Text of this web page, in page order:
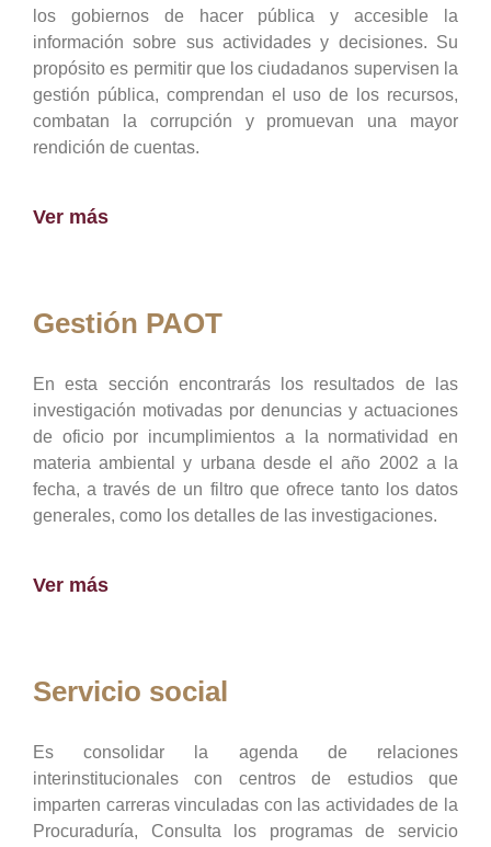
los gobiernos de hacer pública y accesible la
información sobre sus actividades y decisiones. Su
propósito es permitir que los ciudadanos supervisen la
gestión pública, comprendan el uso de los recursos,
combatan la corrupción y promuevan una mayor
rendición de cuentas.
Ver más
Gestión PAOT
En esta sección encontrarás los resultados de las
investigación motivadas por denuncias y actuaciones
de oficio por incumplimientos a la normatividad en
materia ambiental y urbana desde el año 2002 a la
fecha, a través de un filtro que ofrece tanto los datos
generales, como los detalles de las investigaciones.
Ver más
Servicio social
Es consolidar la agenda de relaciones
interinstitucionales con centros de estudios que
imparten carreras vinculadas con las actividades de la
Procuraduría, Consulta los programas de servicio